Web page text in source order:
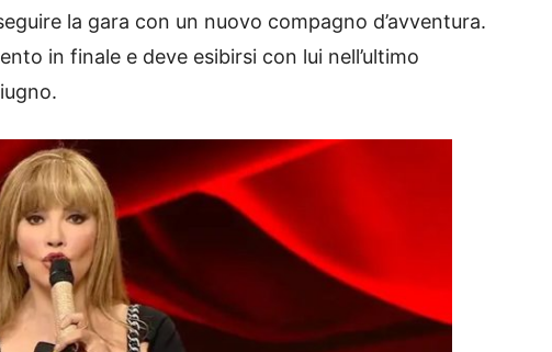
la gara con un nuovo compagno d’avventura.
in finale e deve esibirsi con lui nell’ultimo